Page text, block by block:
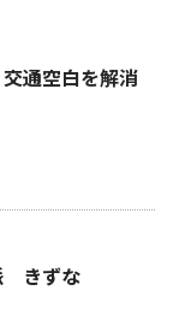
通空白を解消
きずな